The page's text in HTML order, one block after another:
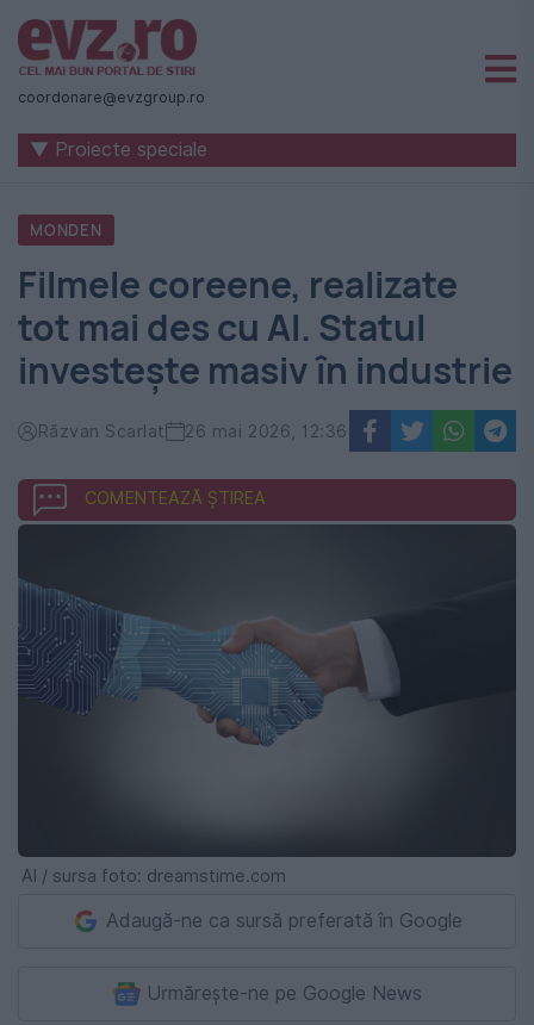
Știri
naționale
internaționale
România
-
Evenimentul
Zilei
coordonare@evzgroup.ro
▼ Proiecte speciale
MONDEN
Filmele coreene, realizate
tot mai des cu AI. Statul
investește masiv în industrie
Răzvan Scarlat 26 mai 2026, 12:36
COMENTEAZĂ ȘTIREA
AI / sursa foto: dreamstime.com
Adaugă-ne ca sursă preferată în Google
Urmărește-ne pe Google News